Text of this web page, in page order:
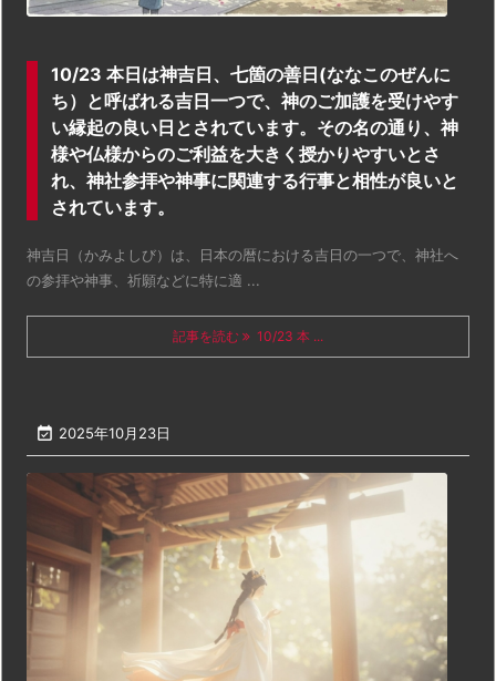
10/23 本日は神吉日、七箇の善日(ななこのぜんに
ち）と呼ばれる吉日一つで、神のご加護を受けやす
い縁起の良い日とされています。その名の通り、神
様や仏様からのご利益を大きく授かりやすいとさ
れ、神社参拝や神事に関連する行事と相性が良いと
されています。
神吉日（かみよしび）は、日本の暦における吉日の一つで、神社へ
の参拝や神事、祈願などに特に適 ...
記事を読む 10/23 本 ...
 2025年10月23日